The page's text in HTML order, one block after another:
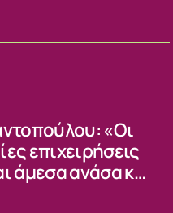
«Οι
επιχειρήσεις
άμεσα ανάσα και